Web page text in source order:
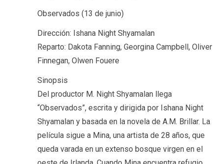
Observados (13 de junio)
Dirección: Ishana Night Shyamalan
Reparto: Dakota Fanning, Georgina Campbell, Oliver
Finnegan, Olwen Fouere
Sinopsis
Del productor M. Night Shyamalan llega
“Observados”, escrita y dirigida por Ishana Night
Shyamalan y basada en la novela de A.M. Brillar. La
película sigue a Mina, una artista de 28 años, que
queda varada en un extenso bosque virgen en el